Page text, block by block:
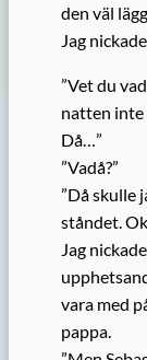
den väl
Jag nickade.
”Vet du
natten inte
Då…”
”Vadå?”
”Då skulle
ståndet.
Jag
vara med
pappa.